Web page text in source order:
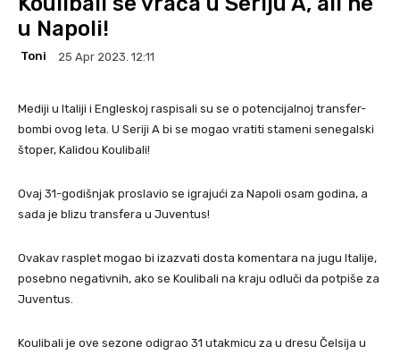
u Napoli!
Toni 25 Apr 2023. 12:11
Mediji u Italiji i Engleskoj raspisali su se o potencijalnoj transfer-
bombi ovog leta. U Seriji A bi se mogao vratiti stameni senegalski
štoper, Kalidou Koulibali!
Ovaj 31-godišnjak proslavio se igrajući za Napoli osam godina, a
sada je blizu transfera u Juventus!
Ovakav rasplet mogao bi izazvati dosta komentara na jugu Italije,
posebno negativnih, ako se Koulibali na kraju odluči da potpiše za
Juventus.
Koulibali je ove sezone odigrao 31 utakmicu za u dresu Čelsija u